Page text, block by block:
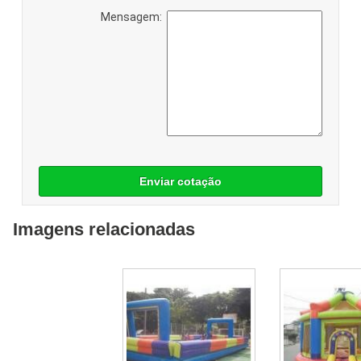
Mensagem:
Enviar cotação
Imagens relacionadas